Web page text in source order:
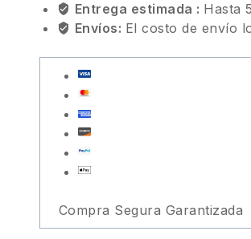
Entrega estimada : Hasta
Envíos: El costo de envío
Compra Segura Garantizada